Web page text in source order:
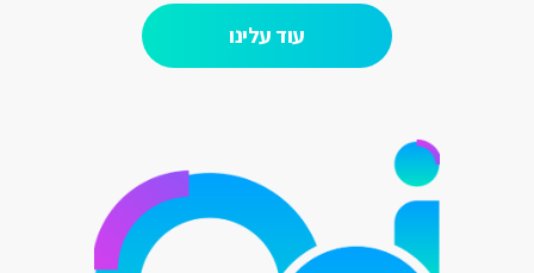
עוד עלינו